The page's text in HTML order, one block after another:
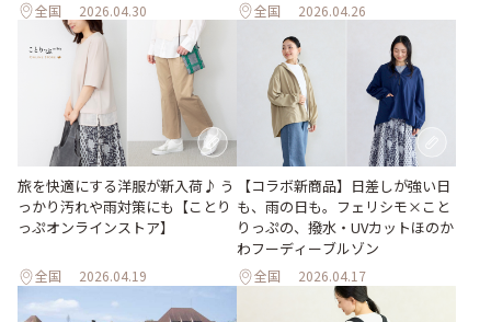
全国 2026.04.30 全国 2026.04.26
旅を快適にする洋服が新入荷♪ う
っかり汚れや雨対策にも【ことり
っぷオンラインストア】
全国 2026.04.19
【コラボ新商品】日差しが強い日
も、雨の日も。フェリシモ×こと
りっぷの、撥水・UVカットほのか
わフーディーブルゾン
全国 2026.04.17